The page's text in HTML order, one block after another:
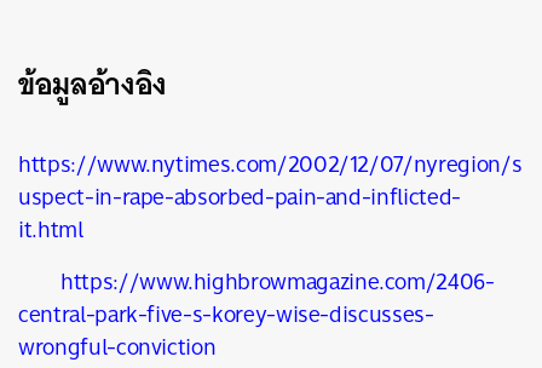
ข้อมูลอ้างอิง
https://www.nytimes.com/2002/12/07/nyregion/s
uspect-in-rape-absorbed-pain-and-inflicted-
it.html
https://www.highbrowmagazine.com/2406-
central-park-five-s-korey-wise-discusses-
wrongful-conviction